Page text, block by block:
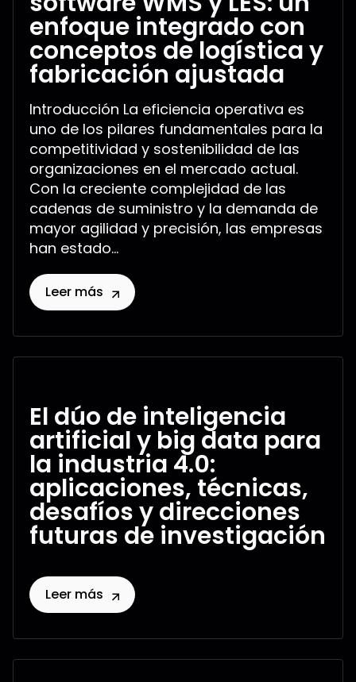
enfoque integrado con
conceptos de logística y
fabricación ajustada
Introducción La eficiencia operativa es
uno de los pilares fundamentales para la
competitividad y sostenibilidad de las
organizaciones en el mercado actual.
Con la creciente complejidad de las
cadenas de suministro y la demanda de
mayor agilidad y precisión, las empresas
han estado...
Leer más
El dúo de inteligencia
artificial y big data para
la industria 4.0:
aplicaciones, técnicas,
desafíos y direcciones
futuras de investigación
Leer más